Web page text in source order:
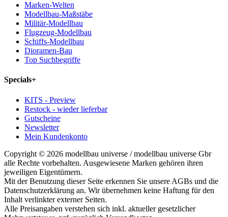
Marken-Welten
Modellbau-Maßstäbe
Militär-Modellbau
Flugzeug-Modellbau
Schiffs-Modellbau
Dioramen-Bau
Top Suchbegriffe
Specials+
KITS - Preview
Restock - wieder lieferbar
Gutscheine
Newsletter
Mein Kundenkonto
Copyright © 2026 modellbau universe / modellbau universe Gbr
alle Rechte vorbehalten. Ausgewiesene Marken gehören ihren
jeweiligen Eigentümern.
Mit der Benutzung dieser Seite erkennen Sie unsere AGBs und die
Datenschutzerklärung an. Wir übernehmen keine Haftung für den
Inhalt verlinkter externer Seiten.
Alle Preisangaben verstehen sich inkl. aktueller gesetzlicher